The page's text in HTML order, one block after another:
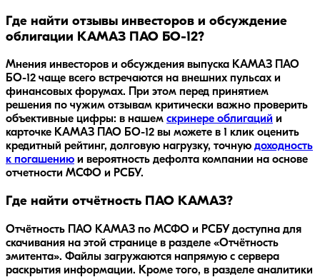
Где найти отзывы инвесторов и обсуждение
облигации КАМАЗ ПАО БО-12?
Мнения инвесторов и обсуждения выпуска КАМАЗ ПАО
БО-12 чаще всего встречаются на внешних пульсах и
финансовых форумах. При этом перед принятием
решения по чужим отзывам критически важно проверить
объективные цифры: в нашем скринере облигаций и
карточке КАМАЗ ПАО БО-12 вы можете в 1 клик оценить
кредитный рейтинг, долговую нагрузку, точную доходность
к погашению и вероятность дефолта компании на основе
отчетности МСФО и РСБУ.
Где найти отчётность ПАО КАМАЗ?
Отчётность ПАО КАМАЗ по МСФО и РСБУ доступна для
скачивания на этой странице в разделе «Отчётность
эмитента». Файлы загружаются напрямую с сервера
раскрытия информации. Кроме того, в разделе аналитики